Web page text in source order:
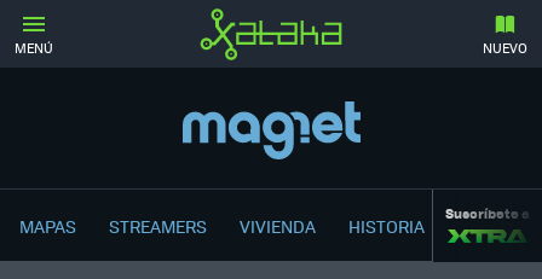
MENÚ NUEVO
MAPAS STREAMERS VIVIENDA HISTORIA Suscríbete a